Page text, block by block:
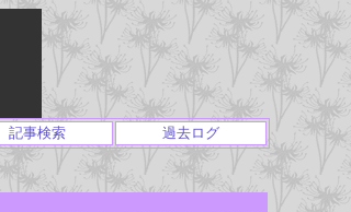
記事検索 過去ログ